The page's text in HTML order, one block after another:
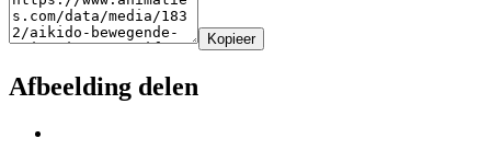
Kopieer
Afbeelding delen